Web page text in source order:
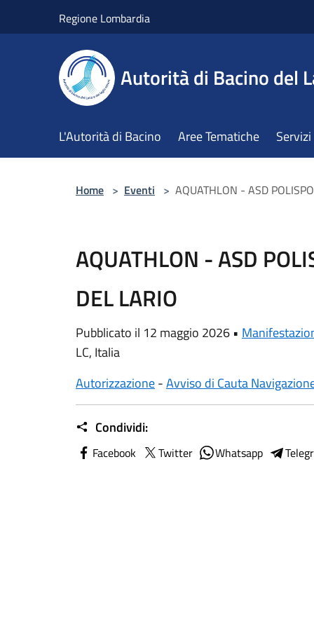
Regione Lombardia
Autorità di Bacino del
L'Autorità di Bacino Aree Tematiche Servizi
Home > Eventi > AQUATHLON - ASD
AQUATHLON - ASD
DEL LARIO
Pubblicato il 12 maggio 2026 •
LC, Italia
Autorizzazione-Avviso di Cauta
Condividi:
Facebook Twitter Whatsapp